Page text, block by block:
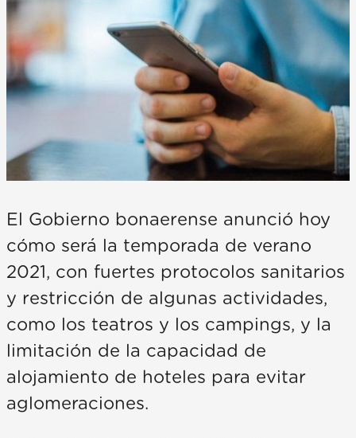
El Gobierno bonaerense anunció hoy
cómo será la temporada de verano
2021, con fuertes protocolos sanitarios
y restricción de algunas actividades,
como los teatros y los campings, y la
limitación de la capacidad de
alojamiento de hoteles para evitar
aglomeraciones.